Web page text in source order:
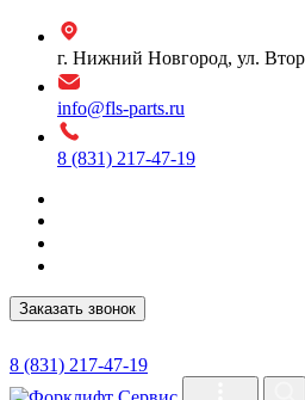
г. Нижний Новгород, ул.
info@fls-parts.ru
8 (831) 217-47-19
Заказать звонок
8 (831) 217-47-19